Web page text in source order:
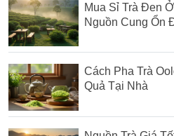
Mua Sỉ Trà Đen
Nguồn Cung Ổn
Cách Pha Trà
Quả Tại Nhà